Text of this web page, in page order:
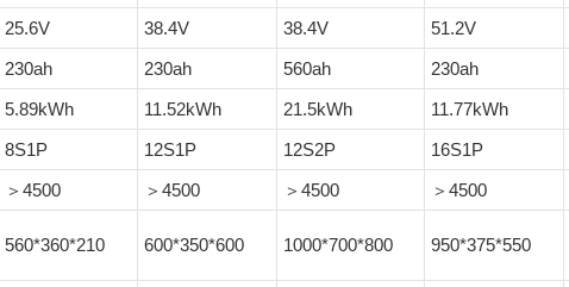
25.6V 38.4V 38.4V 51.2V
230ah 230ah 560ah 230ah
5.89kWh 11.52kWh 21.5kWh 11.77kWh
8S1P 12S1P 12S2P 16S1P
＞4500 ＞4500 ＞4500 ＞4500
560*360*210 600*350*600 1000*700*800 950*375*550